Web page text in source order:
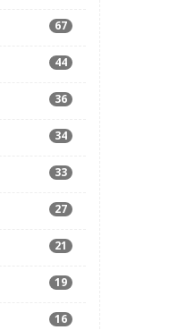
67
44
36
34
33
27
21
19
16